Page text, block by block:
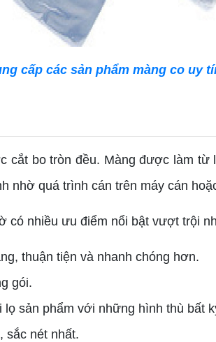
cấp các sản phẩm màng co uy
cắt bo tròn đều. Màng được làm
nhờ quá trình cán trên máy cán
có nhiều ưu điểm nổi bật vượt trội
thuận tiện và nhanh chóng hơn.
gói.
sản phẩm với những hình thù bất
sắc nét nhất.